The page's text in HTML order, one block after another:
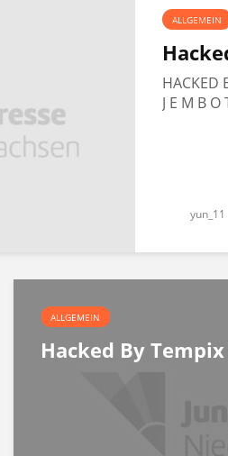
ALLGEMEIN
HACKED
J E M B
yun_11
ALLGEMEIN
Hacked By